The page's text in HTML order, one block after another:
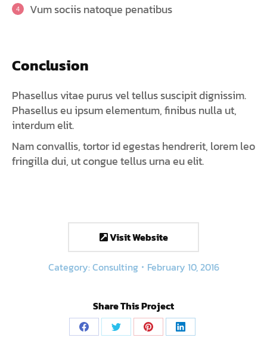
Vum sociis natoque penatibus
Conclusion
Phasellus vitae purus vel tellus suscipit dignissim.
Phasellus eu ipsum elementum, finibus nulla ut,
interdum elit.
Nam convallis, tortor id egestas hendrerit, lorem leo
fringilla dui, ut congue tellus urna eu elit.
Visit Website
Category: Consulting February 10, 2016
Share This Project
Share Share Share Share